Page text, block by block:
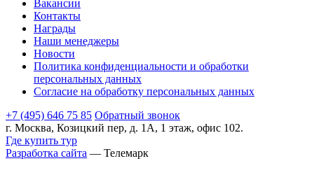
Вакансии
Контакты
Награды
Наши менеджеры
Новости
Политика конфиденциальности и обработки
персональных данных
Согласие на обработку персональных данных
+7 (495) 646 75 85 Обратный звонок
г. Москва, Козицкий пер, д. 1А, 1 этаж, офис 102.
Где купить тур
Разработка сайта — Телемарк